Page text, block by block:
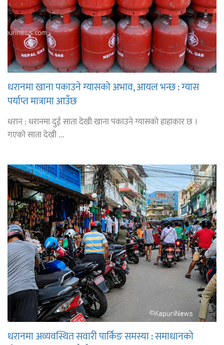
धरानमा खाना पकाउने ग्यासको अभाव, आयल भन्छ : ग्यास
पर्याप्त मात्रामा आउँछ
धरान : धरानमा दुई साता देखी खाना पकाउने ग्यासको हाहाकार छ ।
गएको साता देखी ...
धरानमा अव्यवस्थित सवारी पार्किङ समस्या : समाधानको